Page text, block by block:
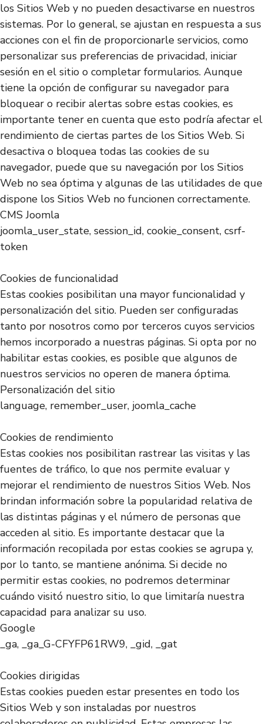
los Sitios Web y no pueden desactivarse en nuestros
sistemas. Por lo general, se ajustan en respuesta a sus
acciones con el fin de proporcionarle servicios, como
personalizar sus preferencias de privacidad, iniciar
sesión en el sitio o completar formularios. Aunque
tiene la opción de configurar su navegador para
bloquear o recibir alertas sobre estas cookies, es
importante tener en cuenta que esto podría afectar el
rendimiento de ciertas partes de los Sitios Web. Si
desactiva o bloquea todas las cookies de su
navegador, puede que su navegación por los Sitios
Web no sea óptima y algunas de las utilidades de que
dispone los Sitios Web no funcionen correctamente.
CMS Joomla
joomla_user_state, session_id, cookie_consent, csrf-
token
Cookies de funcionalidad
Estas cookies posibilitan una mayor funcionalidad y
personalización del sitio. Pueden ser configuradas
tanto por nosotros como por terceros cuyos servicios
hemos incorporado a nuestras páginas. Si opta por no
habilitar estas cookies, es posible que algunos de
nuestros servicios no operen de manera óptima.
Personalización del sitio
language, remember_user, joomla_cache
Cookies de rendimiento
Estas cookies nos posibilitan rastrear las visitas y las
fuentes de tráfico, lo que nos permite evaluar y
mejorar el rendimiento de nuestros Sitios Web. Nos
brindan información sobre la popularidad relativa de
las distintas páginas y el número de personas que
acceden al sitio. Es importante destacar que la
información recopilada por estas cookies se agrupa y,
por lo tanto, se mantiene anónima. Si decide no
permitir estas cookies, no podremos determinar
cuándo visitó nuestro sitio, lo que limitaría nuestra
capacidad para analizar su uso.
Google
_ga, _ga_G-CFYFP61RW9, _gid, _gat
Cookies dirigidas
Estas cookies pueden estar presentes en todo los
Sitios Web y son instaladas por nuestros